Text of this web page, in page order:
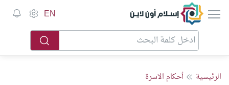
إسلام أون لاين EN
الرئيسية أحكام الاسرة